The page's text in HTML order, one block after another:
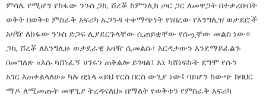
ምሳሌ የሚሆን የከፋው ንጉስ ጋኪ ሸረቾ ከምንሊክ ጦር ጋር ለመዋጋት በተቃረቡበት
ወቅት በወቅቱ ምስራቅ አፍሪካ ኡጋንዳ ተቀማጭነት የነበረው የእንግሊዝ ወታደሮች
አዛዥ ለከፋው ንጉስ ድጋፍ ሊያደርጉላቸው ሲጠይቋቸው የሰጧቸው መልስ ነው።
ጋኪ ሸረቾ ለእንግሊዙ ወታደራዊ አዛዥ ሲመልሱ፤ እርዳታውን እንደማይፈልጉ
በመግለጽ «እሱ ካሸነፈኝ ሀገሩን ጠቅልሎ ይገዛል፤ እኔ ካሸነፍኩት ደግሞ የሱን
አገር እጠቀልላለሁ» ካሉ በኋላ «ይህ የርስ በርስ ውጊያ ነው፤ ባይሆን ከውጭ ከባህር
ማዶ ለሚመጡት መዋጊያ ትረዳናለህ» በማለት የወቅቱን የምስራቅ አፍሪካ